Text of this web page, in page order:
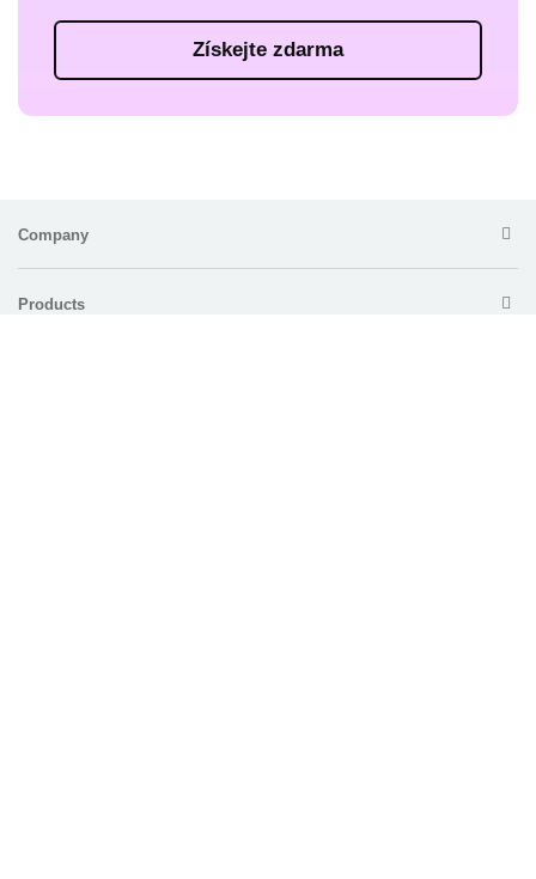
Získejte zdarma
Company
Products